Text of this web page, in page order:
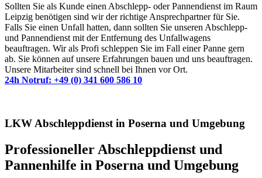
Sollten Sie als Kunde einen Abschlepp- oder Pannendienst im Raum
Leipzig benötigen sind wir der richtige Ansprechpartner für Sie.
Falls Sie einen Unfall hatten, dann sollten Sie unseren Abschlepp-
und Pannendienst mit der Entfernung des Unfallwagens
beauftragen. Wir als Profi schleppen Sie im Fall einer Panne gern
ab. Sie können auf unsere Erfahrungen bauen und uns beauftragen.
Unsere Mitarbeiter sind schnell bei Ihnen vor Ort.
24h Notruf: +49 (0) 341 600 586 10
LKW Abschleppdienst in Poserna und Umgebung
Professioneller Abschleppdienst und
Pannenhilfe in Poserna und Umgebung